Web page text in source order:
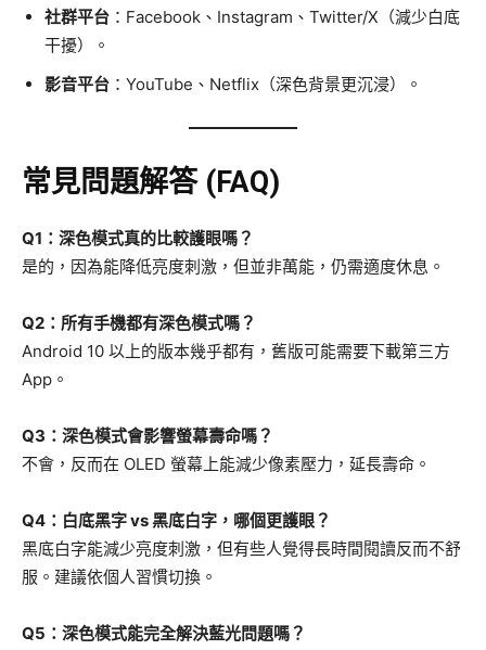
社群平台 ：Facebook、Instagram、Twitter/X（減少白底
干擾）。
影音平台 ：YouTube、Netflix（深色背景更沉浸）。
常見問題解答 (FAQ)
Q1：深色模式真的比較護眼嗎？
是的，因為能降低亮度刺激，但並非萬能，仍需適度休息。
Q2：所有手機都有深色模式嗎？
Android 10 以上的版本幾乎都有，舊版可能需要下載第三方
App。
Q3：深色模式會影響螢幕壽命嗎？
不會，反而在 OLED 螢幕上能減少像素壓力，延長壽命。
Q4：白底黑字 vs 黑底白字，哪個更護眼？
黑底白字能減少亮度刺激，但有些人覺得長時間閱讀反而不舒
服。建議依個人習慣切換。
Q5：深色模式能完全解決藍光問題嗎？